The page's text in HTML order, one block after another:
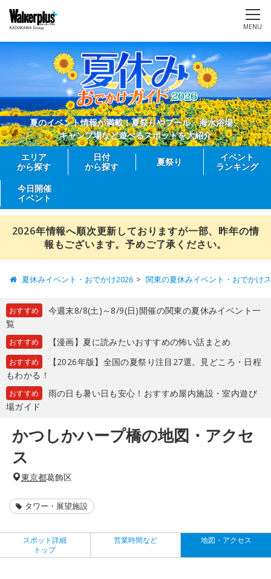
MENU
夏のイベント情報が満載！夏祭りやプール、海水浴場、
キャンプ場など遊べるスポットを大紹介
エリア
から探す
日付
から探す
夏祭り
イベント
ランキング
今日開催
イベント
2026年情報へ順次更新しておりますが一部、昨年の情
報もございます。予めご了承ください。
夏休みイベント・おでかけ2026 関東の夏休みイベント・おでかけ
おすすめ
今週末8/8(土)～8/9(日)開催の関東の夏休みイベント一
覧
おすすめ 【漫画】夏に読みたいおすすめの怖い話まとめ
おすすめ
【2026年版】全国の夏祭り注目27選。見どころ・日程
もわかる！
おすすめ
雨の日も暑い日も安心！おすすめ屋内施設・室内遊び
場ガイド
かつしかハープ橋の地図・アクセ
ス
東京都葛飾区
タワー・展望施設
スポット詳細
トップ
営業時間など 地図・アクセス